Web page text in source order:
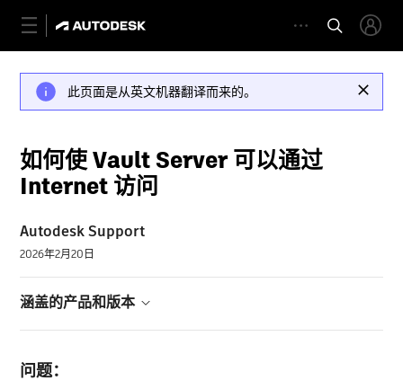
此页面是从英文机器翻译而来的。
如何使 Vault Server 可以通过
Internet 访问
Autodesk Support
2026年2月20日
涵盖的产品和版本
问题：